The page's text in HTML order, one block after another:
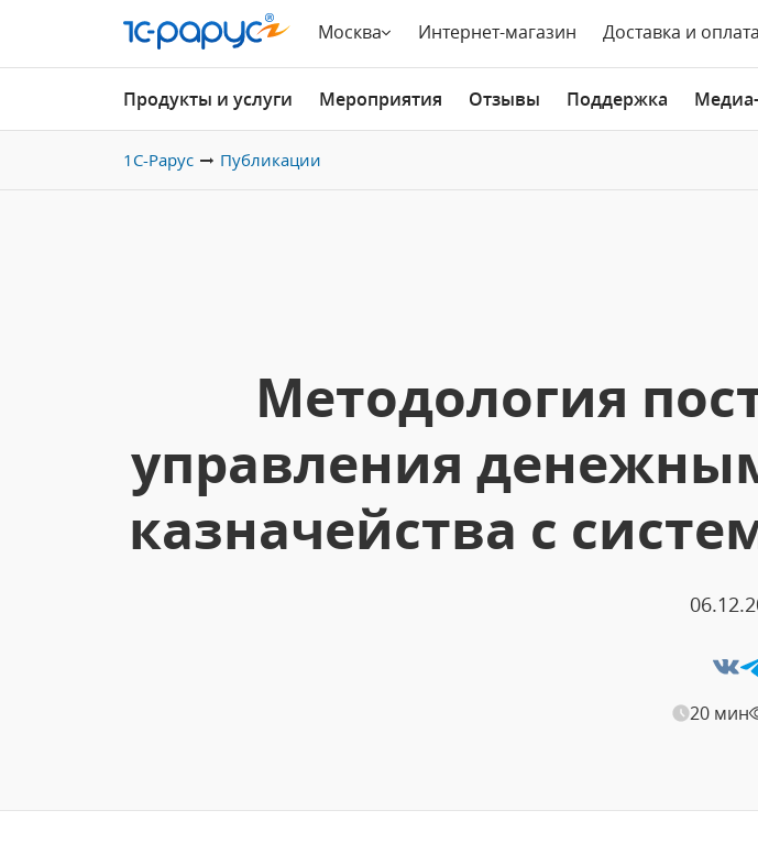
Москва Интернет-магазин Доставка и оплата
Продукты и услуги Мероприятия Отзывы Поддержка
1С-Рарус Публикации
Методология
управления
казначейства с
20 мин